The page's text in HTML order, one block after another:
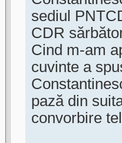
sediul
CDR
Cind m-am
cuvinte a
pază din
convorbire